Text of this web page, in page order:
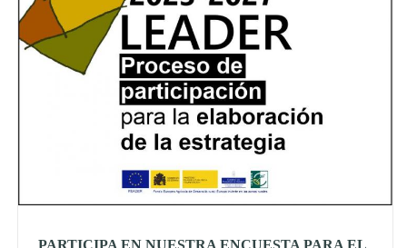
PARTICIPA EN NUESTRA ENCUESTA PARA EL